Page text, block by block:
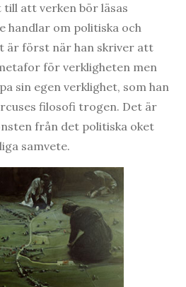
att verken bör läsas
handlar om politiska och
är först när han skriver att
för verkligheten men
sin egen verklighet, som han
filosofi trogen. Det är
från det politiska oket
samvete.